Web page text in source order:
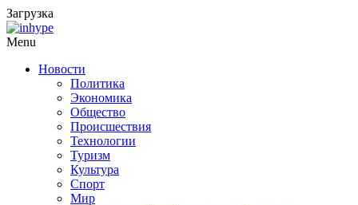
Загрузка
Menu
Новости
Политика
Экономика
Общество
Происшествия
Технологии
Туризм
Культура
Спорт
Мир